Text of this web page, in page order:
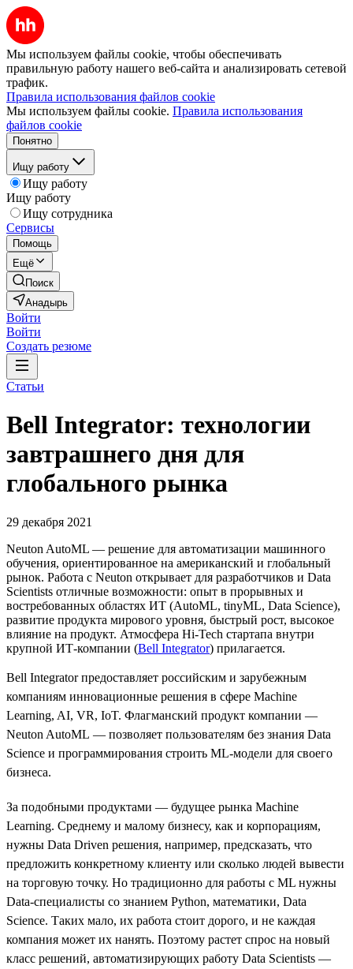
Мы используем файлы cookie, чтобы обеспечивать
правильную работу нашего веб-сайта и анализировать сетевой
трафик.
Правила использования файлов cookie
Мы используем файлы cookie. Правила использования
файлов cookie
Понятно
Ищу работу
Ищу работу
Ищу работу
Ищу сотрудника
Сервисы
Помощь
Ещё
Поиск
Анадырь
Войти
Войти
Создать резюме
Статьи
Bell Integrator: технологии
завтрашнего дня для
глобального рынка
29 декабря 2021
Neuton AutoML — решение для автоматизации машинного
обучения, ориентированное на американский и глобальный
рынок. Работа с Neuton открывает для разработчиков и Data
Scientists отличные возможности: опыт в прорывных и
востребованных областях ИТ (AutoML, tinyML, Data Science),
развитие продукта мирового уровня, быстрый рост, высокое
влияние на продукт. Атмосфера Hi-Tech стартапа внутри
крупной ИТ-компании (Bell Integrator) прилагается.
Bell Integrator предоставляет российским и зарубежным
компаниям инновационные решения в сфере Machine
Learning, AI, VR, IoT. Флагманский продукт компании —
Neuton AutoML — позволяет пользователям без знания Data
Science и программирования строить ML-модели для своего
бизнеса.
За подобными продуктами — будущее рынка Machine
Learning. Среднему и малому бизнесу, как и корпорациям,
нужны Data Driven решения, например, предсказать, что
предложить конкретному клиенту или сколько людей вывести
на торговую точку. Но традиционно для работы с ML нужны
Data-специалисты со знанием Python, математики, Data
Science. Таких мало, их работа стоит дорого, и не каждая
компания может их нанять. Поэтому растет спрос на новый
класс решений, автоматизирующих работу Data Scientists —